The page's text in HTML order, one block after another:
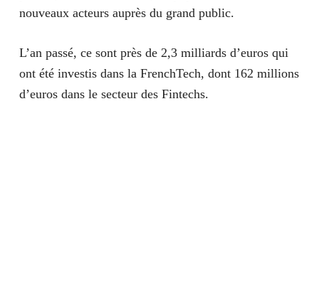
nouveaux acteurs auprès du grand public.
L’an passé, ce sont près de 2,3 milliards d’euros qui
ont été investis dans la FrenchTech, dont 162 millions
d’euros dans le secteur des Fintechs.